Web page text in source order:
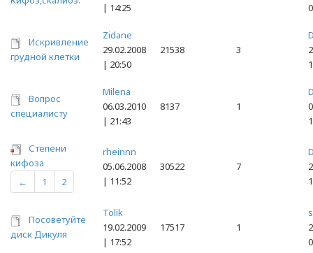
| 14:25
Искривление
грудной клетки
Zidane
29.02.2008
| 20:50
21538 3
Вопрос
специалисту
Milena
06.03.2010
| 21:43
8137 1
Степени
кифоза
←
1 2
rheinnn
05.06.2008
| 11:52
30522 7
Посоветуйте
диск Дикуля
Tolik
19.02.2009
| 17:52
17517 1